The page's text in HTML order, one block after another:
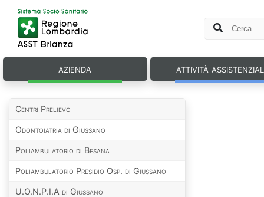
azienda attività
Centri Prelievo
Odontoiatria di Giussano
Poliambulatorio di Besana
Poliambulatorio Presidio Osp. di Giussano
U.O.N.P.I.A di Giussano